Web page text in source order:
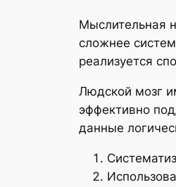
Мыслительная
сложнее
реализуется
Людской мозг
эффективно
данные